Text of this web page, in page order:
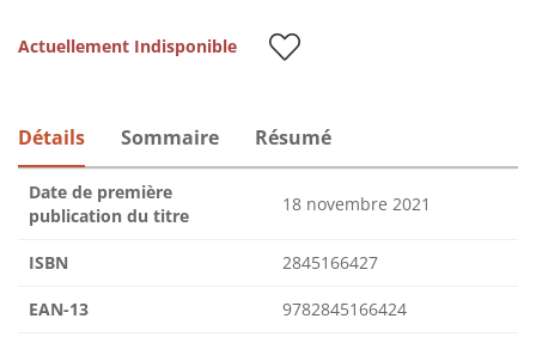
Actuellement Indisponible
Détails Sommaire Résumé
Date de première
publication du titre
18 novembre 2021
ISBN 2845166427
EAN-13 9782845166424